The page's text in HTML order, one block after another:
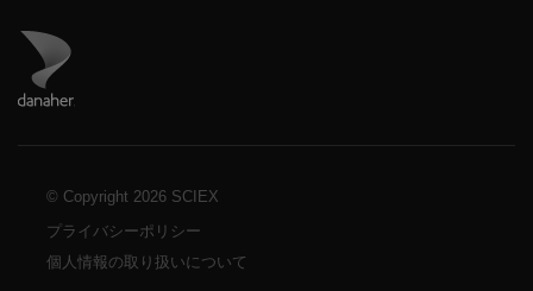
ダナハーのサイトにアクセス
© Copyright 2026 SCIEX
プライバシーポリシー
個人情報の取り扱いについて